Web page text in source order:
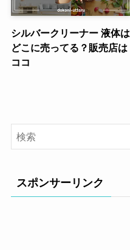
シルバークリーナー 液体は
どこに売ってる？販売店は
ココ
スポンサーリンク